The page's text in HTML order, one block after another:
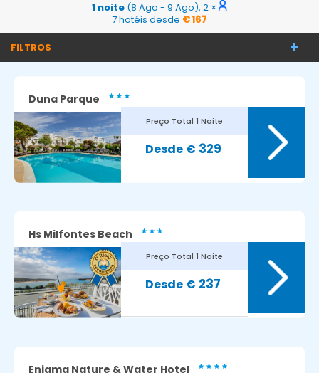
1 noite (8 Ago - 9 Ago), 2 ×
7 hotéis desde € 167
Duna Parque
Preço Total 1 Noite
€ 329
Hs Milfontes Beach
Preço Total 1 Noite
€ 237
Enigma Nature & Water Hotel
FILTROS